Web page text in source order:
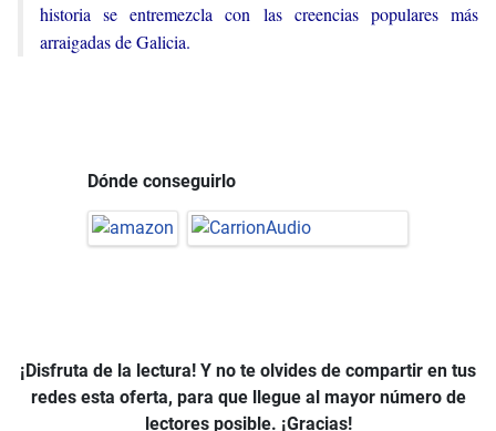
historia se entremezcla con las creencias populares más
arraigadas de Galicia.
Dónde conseguirlo
¡Disfruta de la lectura! Y no te olvides de compartir en tus
redes esta oferta, para que llegue al mayor número de
lectores posible. ¡Gracias!